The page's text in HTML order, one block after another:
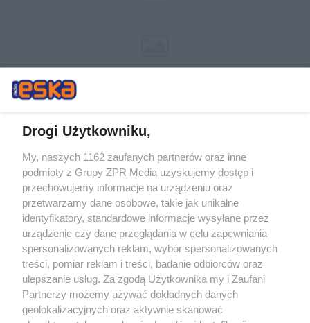
Żaden utwór zamieszczony w serwisie nie może być powielany i
rozpowszechniany lub dalej rozpowszechniany w jakikolwiek sposób (w
tym także elektroniczny lub mechaniczny) na jakimkolwiek polu
eksploatacji w jakiejkolwiek formie, włącznie z umieszczaniem w
Internecie bez pisemnej zgody właściciela praw. Jakiekolwiek użycie lub
wykorzystanie utworów w całości lub w części z naruszeniem prawa,
tzn. bez właściwej zgody, jest zabronione pod groźbą kary i może być
ścigane prawnie.
Drogi Użytkowniku,
My, naszych 1162 zaufanych partnerów oraz inne
podmioty z Grupy ZPR Media uzyskujemy dostęp i
przechowujemy informacje na urządzeniu oraz
przetwarzamy dane osobowe, takie jak unikalne
identyfikatory, standardowe informacje wysyłane przez
urządzenie czy dane przeglądania w celu zapewniania
spersonalizowanych reklam, wybór spersonalizowanych
treści, pomiar reklam i treści, badanie odbiorców oraz
ulepszanie usług. Za zgodą Użytkownika my i Zaufani
Partnerzy możemy używać dokładnych danych
geolokalizacyjnych oraz aktywnie skanować